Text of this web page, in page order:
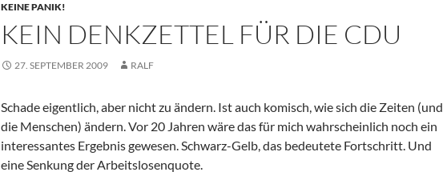
KEINE PANIK!
KEIN DENKZETTEL FÜR DIE CDU
27. SEPTEMBER 2009 RALF
Schade eigentlich, aber nicht zu ändern. Ist auch komisch, wie sich die Zeiten (und
die Menschen) ändern. Vor 20 Jahren wäre das für mich wahrscheinlich noch ein
interessantes Ergebnis gewesen. Schwarz-Gelb, das bedeutete Fortschritt. Und
eine Senkung der Arbeitslosenquote.